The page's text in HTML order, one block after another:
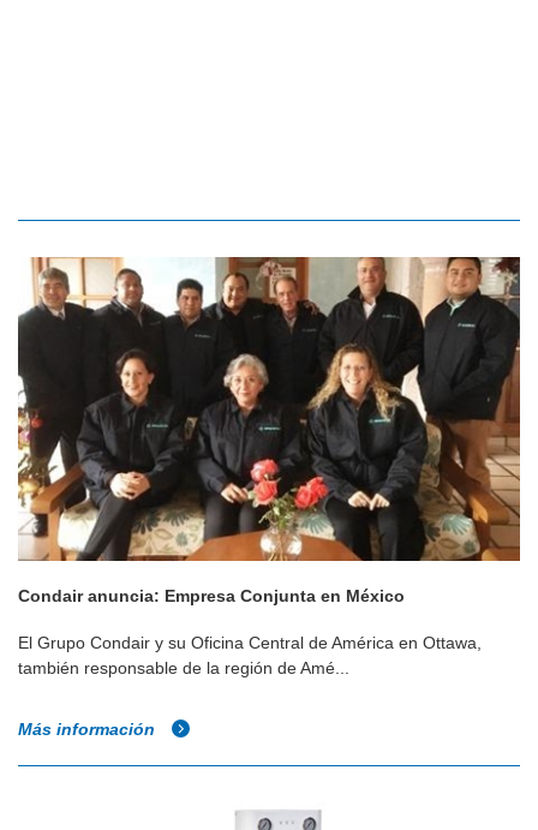
Condair anuncia: Empresa Conjunta en México
El Grupo Condair y su Oficina Central de América en Ottawa,
también responsable de la región de Amé...
Más información